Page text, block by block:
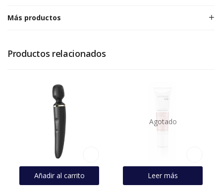
Más productos
Productos relacionados
Añadir al carrito
Agotado
Leer más